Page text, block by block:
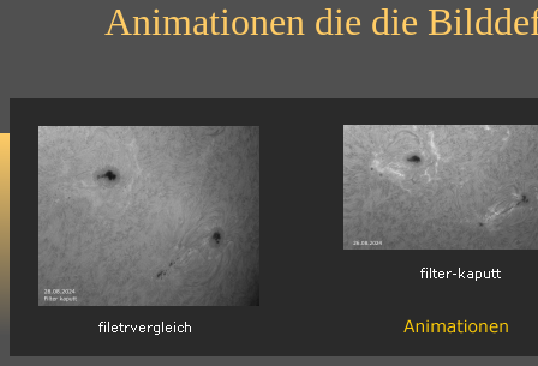
Animationen die die